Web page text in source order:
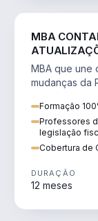
MBA
MBA que une
mudanças da
Formação
Professores
legislação
Cobertura de
DURAÇÃO
12 meses